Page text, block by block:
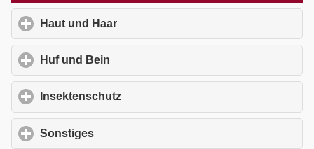
Haut und Haar
Huf und Bein
Insektenschutz
Sonstiges